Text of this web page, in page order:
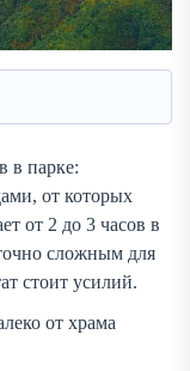
в парке:
от которых
от 2 до 3 часов в
сложным для
стоит усилий.
от храма